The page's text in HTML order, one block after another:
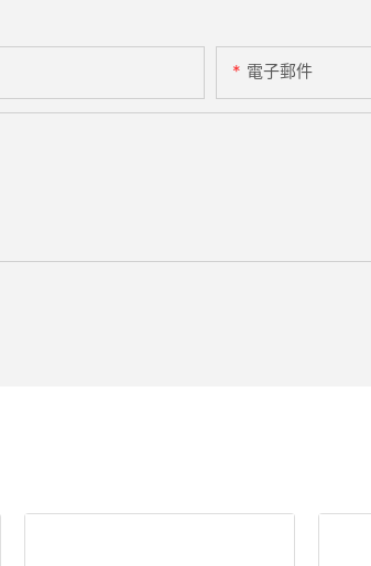
電子郵件